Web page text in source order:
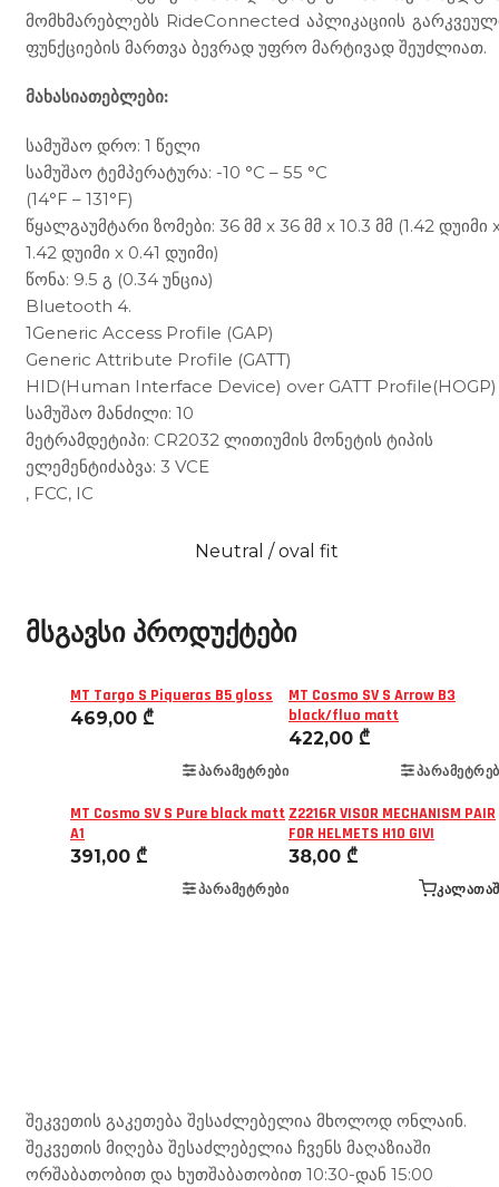
მომხმარებლებს RideConnected აპლიკაციის
ფუნქციების მართვა ბევრად უფრო მარტივად შეუძლიათ.
მახასიათებლები:
სამუშაო დრო: 1 წელი
სამუშაო ტემპერატურა: -10 °C – 55 °C
(14°F – 131°F)
წყალგაუმტარი ზომები: 36 მმ x 36 მმ x 10.3 მმ (1.42 დუიმი
1.42 დუიმი x 0.41 დუიმი)
წონა: 9.5 გ (0.34 უნცია)
Bluetooth 4.
1Generic Access Profile (GAP)
Generic Attribute Profile (GATT)
HID(Human Interface Device) over GATT Profile(HOGP)
სამუშაო მანძილი: 10
მეტრამდეტიპი: CR2032 ლითიუმის მონეტის ტიპის
ელემენტიძაბვა: 3 VCE
, FCC, IC
Neutral / oval fit
მსგავსი პროდუქტები
MT Targo S Piqueras B5 gloss
469,00 ₾
ᲞᲐᲠᲐᲛᲔᲢᲠᲔᲑᲘ
MT Cosmo SV S Arrow B3
black/fluo matt
422,00 ₾
MT Cosmo SV S Pure black matt
A1
391,00 ₾
ᲞᲐᲠᲐᲛᲔᲢᲠᲔᲑᲘ
Z2216R VISOR MECHANISM PAIR
FOR HELMETS H10 GIVI
38,00 ₾
შეკვეთის გაკეთება შესაძლებელია მხოლოდ ონლაინ.
შეკვეთის მიღება შესაძლებელია ჩვენს მაღაზიაში
ორშაბათობით და ხუთშაბათობით 10:30-დან 15:00